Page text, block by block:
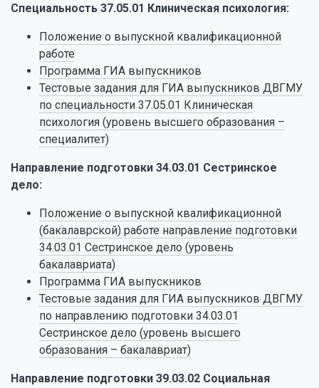
Специальность 37.05.01 Клиническая психология:
Положение о выпускной квалификационной
работе
Программа ГИА выпускников
Тестовые задания для ГИА выпускников ДВГМУ
по специальности 37.05.01 Клиническая
психология (уровень высшего образования –
специалитет)
Направление подготовки 34.03.01 Сестринское
дело:
Положение о выпускной квалификационной
(бакалаврской) работе направление подготовки
34.03.01 Сестринское дело (уровень
бакалавриата)
Программа ГИА выпускников
Тестовые задания для ГИА выпускников ДВГМУ
по направлению подготовки 34.03.01
Сестринское дело (уровень высшего
образования – бакалавриат)
Направление подготовки 39.03.02 Социальная